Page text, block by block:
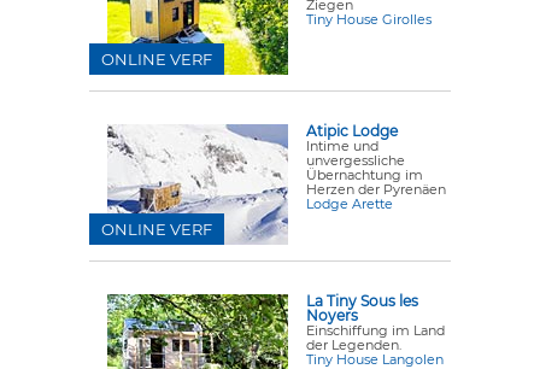
Ziegen
Tiny House Girolles
ONLINE VERF
Atipic Lodge
Intime und
unvergessliche
Übernachtung im
Herzen der Pyrenäen
Lodge Arette
ONLINE VERF
La Tiny Sous les
Noyers
Einschiffung im Land
der Legenden.
Tiny House Langolen